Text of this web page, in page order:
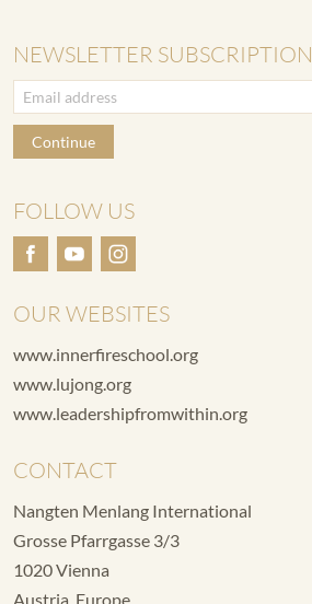
NEWSLETTER SUBSCRIPTION
Continue
FOLLOW US
OUR WEBSITES
www.innerfireschool.org
www.lujong.org
www.leadershipfromwithin.org
CONTACT
Nangten Menlang International
Grosse Pfarrgasse 3/3
1020 Vienna
Austria, Europe